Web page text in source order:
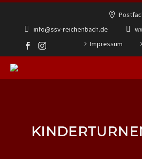
info@ssv-reichenbach.de
Impressum